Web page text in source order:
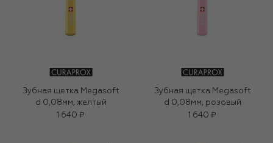
Зубная щетка Megasoft
d 0,08мм, желтый
1 640 ₽
Зубная щетка Megasoft
d 0,08мм, розовый
1 640 ₽